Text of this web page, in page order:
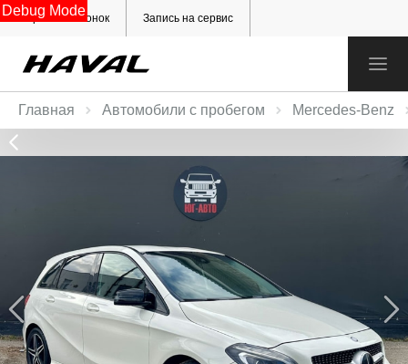
Debug Mode
Обратный звонок Запись на сервис
Главная Автомобили с пробегом Mercedes‑Benz